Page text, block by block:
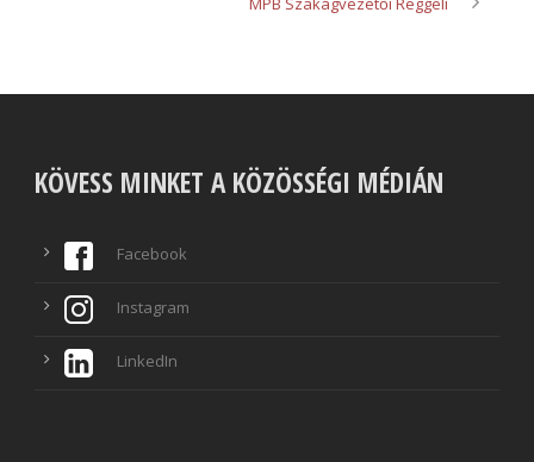
KÖVESS MINKET A KÖZÖSSÉGI MÉDIÁN
Facebook
Instagram
LinkedIn